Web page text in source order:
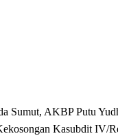
Sumut, AKBP Putu
Kasubdit